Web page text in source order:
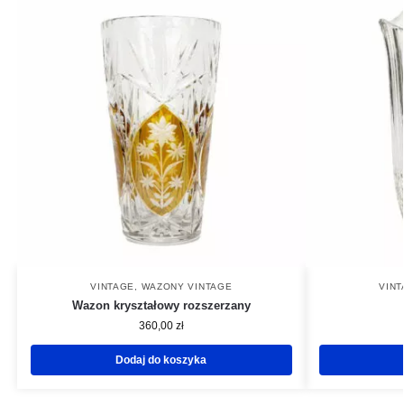
VINTAGE WAZONY VINTAGE
Wazon kryształowy rozszerzany
360,00 zł
Dodaj do koszyka